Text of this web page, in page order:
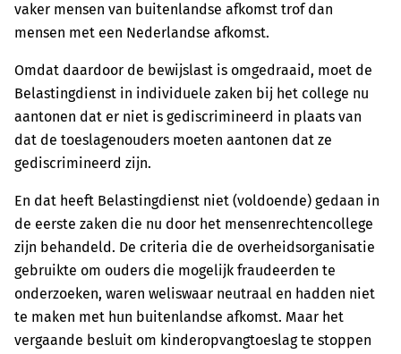
vaker mensen van buitenlandse afkomst trof dan
mensen met een Nederlandse afkomst.
Omdat daardoor de bewijslast is omgedraaid, moet de
Belastingdienst in individuele zaken bij het college nu
aantonen dat er niet is gediscrimineerd in plaats van
dat de toeslagenouders moeten aantonen dat ze
gediscrimineerd zijn.
En dat heeft Belastingdienst niet (voldoende) gedaan in
de eerste zaken die nu door het mensenrechtencollege
zijn behandeld. De criteria die de overheidsorganisatie
gebruikte om ouders die mogelijk fraudeerden te
onderzoeken, waren weliswaar neutraal en hadden niet
te maken met hun buitenlandse afkomst. Maar het
vergaande besluit om kinderopvangtoeslag te stoppen